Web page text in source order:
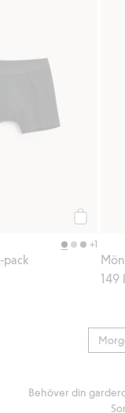
+1
pack
149
Behöver din